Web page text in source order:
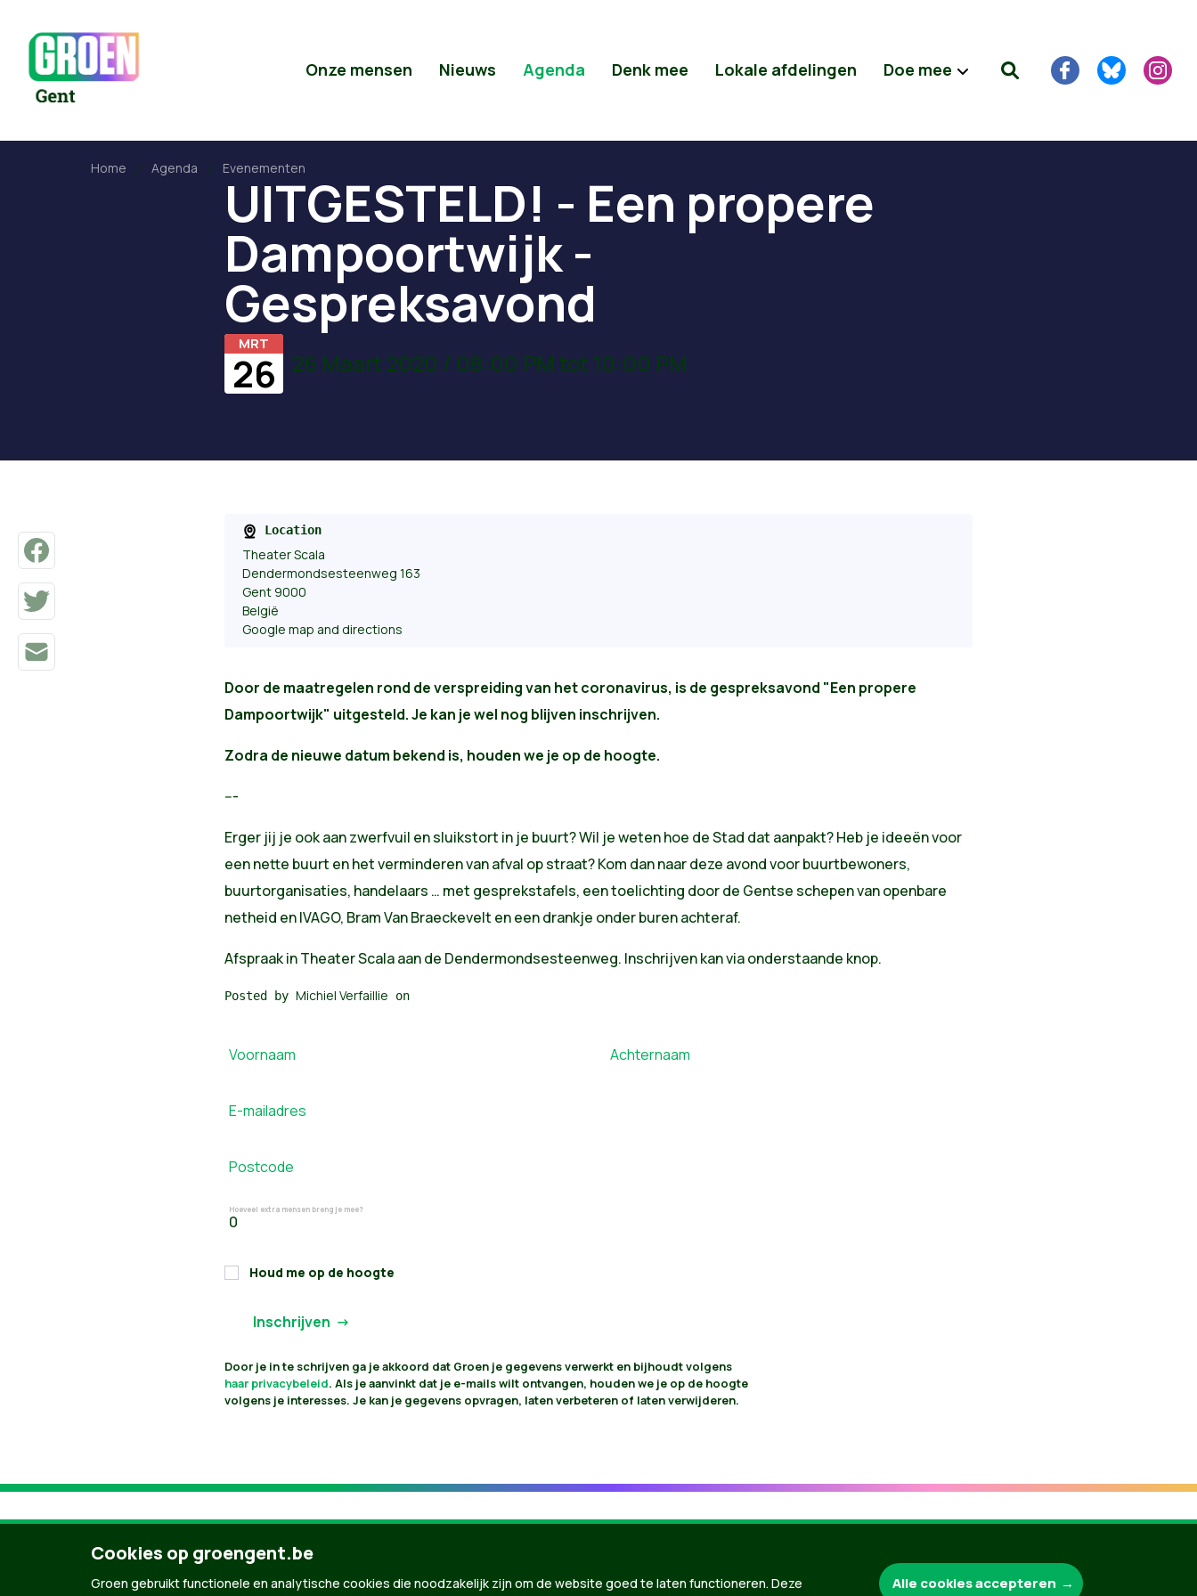
Onze mensen Nieuws Agenda Denk mee Lokale afdelingen Doe mee
Home Agenda Evenementen
UITGESTELD! - Een propere
Dampoortwijk -
Gespreksavond
MRT
26 26 Maart 2020 / 08:00 PM tot 10:00 PM
Location
Theater Scala
Dendermondsesteenweg 163
Gent 9000
België
Google map and directions
Door de maatregelen rond de verspreiding van het coronavirus, is de gespreksavond "Een propere
Dampoortwijk" uitgesteld. Je kan je wel nog blijven inschrijven.
Zodra de nieuwe datum bekend is, houden we je op de hoogte.
---
Erger jij je ook aan zwerfvuil en sluikstort in je buurt? Wil je weten hoe de Stad dat aanpakt? Heb je ideeën voor
een nette buurt en het verminderen van afval op straat? Kom dan naar deze avond voor buurtbewoners,
buurtorganisaties, handelaars … met gesprekstafels, een toelichting door de Gentse schepen van openbare
netheid en IVAGO, Bram Van Braeckevelt en een drankje onder buren achteraf.
Afspraak in Theater Scala aan de Dendermondsesteenweg. Inschrijven kan via onderstaande knop.
Posted by Michiel Verfaillie on
Voornaam Achternaam
E-mailadres
Postcode
Hoeveel extra mensen breng je mee?
Houd me op de hoogte
Door je in te schrijven ga je akkoord dat Groen je gegevens verwerkt en bijhoudt volgens
haar privacybeleid. Als je aanvinkt dat je e-mails wilt ontvangen, houden we je op de hoogte
volgens je interesses. Je kan je gegevens opvragen, laten verbeteren of laten verwijderen.
Groen.be
Cookies op groengent.be
Groen gebruikt functionele en analytische cookies die noodzakelijk zijn om de website goed te laten functioneren. Deze
Alle cookies accepteren